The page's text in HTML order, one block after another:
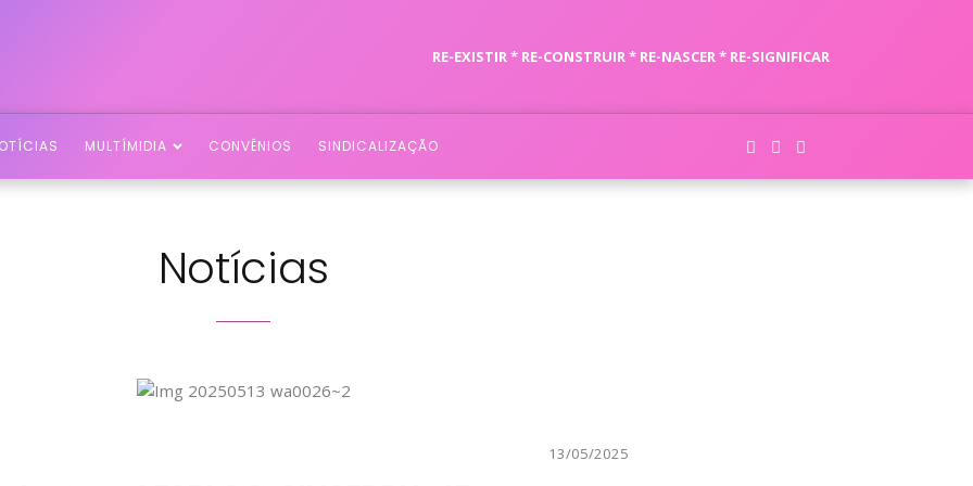
RE-EXISTIR * RE-CONSTRUIR * RE-NASCER * RE-SIGNIFICAR
MULTÍMIDIA CONVÊNIOS SINDICALIZAÇÃO
Notícias
13/05/2025